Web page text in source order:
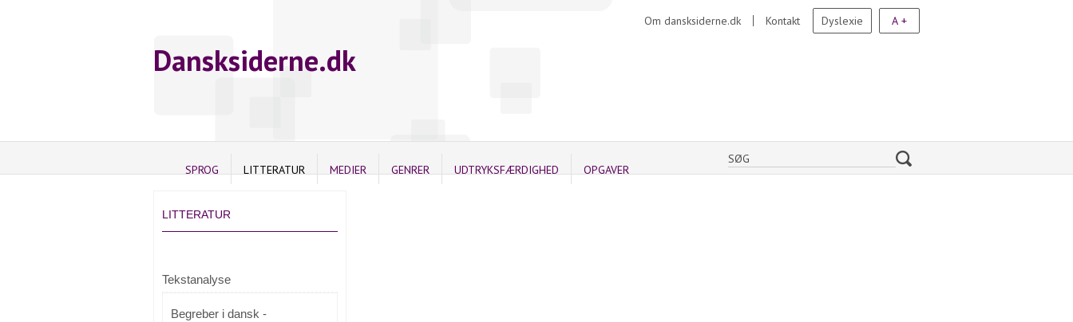
Dansksiderne.dk
Om dansksiderne.dk Kontakt Dyslexie A +
SPROG LITTERATUR MEDIER GENRER UDTRYKSFÆRDIGHED OPGAVER
LITTERATUR
Tekstanalyse
Begreber i dansk -